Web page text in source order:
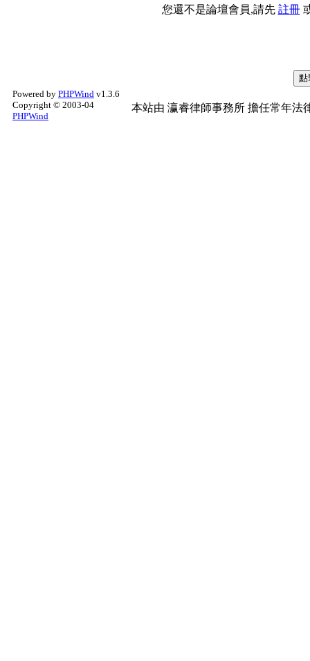
您還不是論壇會員,請先 註冊
Powered by PHPWind v1.3.6
Copyright © 2003-04
PHPWind
本站由 瀛睿律師事務所 擔任常年法